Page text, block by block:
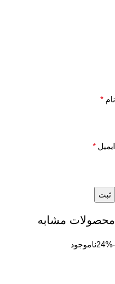
نام *
ایمیل *
محصولات مشابه
-24% ناموجود